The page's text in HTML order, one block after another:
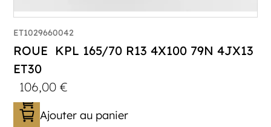
ET1029660042
ROUE KPL 165/70 R13 4X100 79N 4JX13
ET30
106,00€
Ajouter au panier